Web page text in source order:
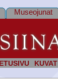
ETUSIVU KUVAT
Museojunat